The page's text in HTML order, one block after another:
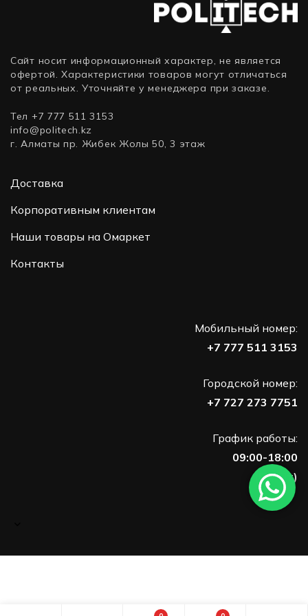
Сайт носит информационный характер, не является
офертой. Характеристики товаров могут отличаться
от реальных. Уточняйте у менеджера при заказе.
Тел +7 777 511 3153
info@politech.kz
г. Алматы пр. Жибек Жолы 50, 3 этаж
Доставка
Корпоративным клиентам
Наши товары на Омаркет
Контакты
Мобильный номер:
+7 777 511 3153
Городской номер:
+7 727 273 7751
График работы:
09:00-18:00
(Пн-Пт)